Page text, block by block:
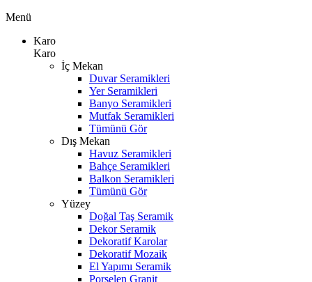
Menü
Karo
Karo
İç Mekan
Duvar Seramikleri
Yer Seramikleri
Banyo Seramikleri
Mutfak Seramikleri
Tümünü Gör
Dış Mekan
Havuz Seramikleri
Bahçe Seramikleri
Balkon Seramikleri
Tümünü Gör
Yüzey
Doğal Taş Seramik
Dekor Seramik
Dekoratif Karolar
Dekoratif Mozaik
El Yapımı Seramik
Porselen Granit